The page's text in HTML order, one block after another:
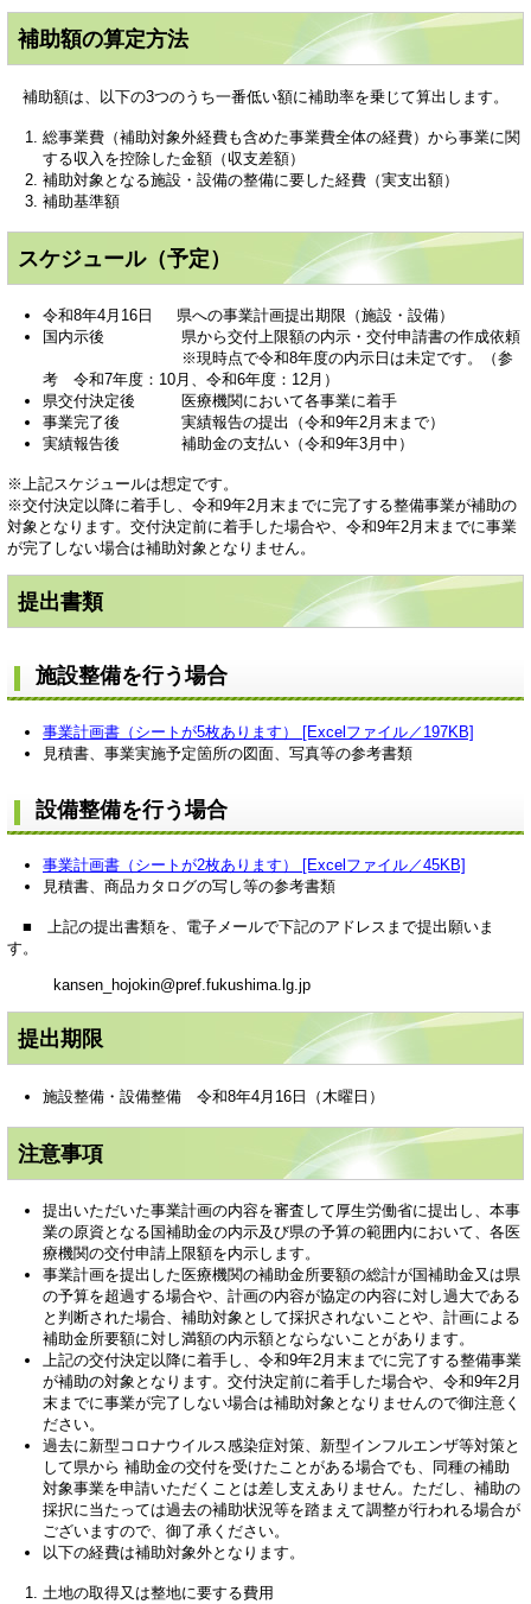
補助額の算定方法
補助額は、以下の3つのうち一番低い額に補助率を乗じて算出します。
総事業費（補助対象外経費も含めた事業費全体の経費）から事業に関
する収入を控除した金額（収支差額）
補助対象となる施設・設備の整備に要した経費（実支出額）
補助基準額
スケジュール（予定）
令和8年4月16日 県への事業計画提出期限（施設・設備）
国内示後 県から交付上限額の内示・交付申請書の作成依頼
※現時点で令和8年度の内示日は未定です。（参
考 令和7年度：10月、令和6年度：12月）
県交付決定後 医療機関において各事業に着手
事業完了後 実績報告の提出（令和9年2月末まで）
実績報告後 補助金の支払い（令和9年3月中）
※上記スケジュールは想定です。
※交付決定以降に着手し、令和9年2月末までに完了する整備事業が補助の
対象となります。交付決定前に着手した場合や、令和9年2月末までに事業
が完了しない場合は補助対象となりません。
提出書類
施設整備を行う場合
事業計画書（シートが5枚あります） [Excelファイル／197KB]
見積書、事業実施予定箇所の図面、写真等の参考書類
設備整備を行う場合
事業計画書（シートが2枚あります） [Excelファイル／45KB]
見積書、商品カタログの写し等の参考書類
■ 上記の提出書類を、電子メールで下記のアドレスまで提出願いま
す。
kansen_hojokin@pref.fukushima.lg.jp
提出期限
施設整備・設備整備 令和8年4月16日（木曜日）
注意事項
提出いただいた事業計画の内容を審査して厚生労働省に提出し、本事
業の原資となる国補助金の内示及び県の予算の範囲内において、各医
療機関の交付申請上限額を内示します。
事業計画を提出した医療機関の補助金所要額の総計が国補助金又は県
の予算を超過する場合や、計画の内容が協定の内容に対し過大である
と判断された場合、補助対象として採択されないことや、計画による
補助金所要額に対し満額の内示額とならないことがあります。
上記の交付決定以降に着手し、令和9年2月末までに完了する整備事業
が補助の対象となります。交付決定前に着手した場合や、令和9年2月
末までに事業が完了しない場合は補助対象となりませんので御注意く
ださい。
過去に新型コロナウイルス感染症対策、新型インフルエンザ等対策と
して県から 補助金の交付を受けたことがある場合でも、同種の補助
対象事業を申請いただくことは差し支えありません。ただし、補助の
採択に当たっては過去の補助状況等を踏まえて調整が行われる場合が
ございますので、御了承ください。
以下の経費は補助対象外となります。
土地の取得又は整地に要する費用